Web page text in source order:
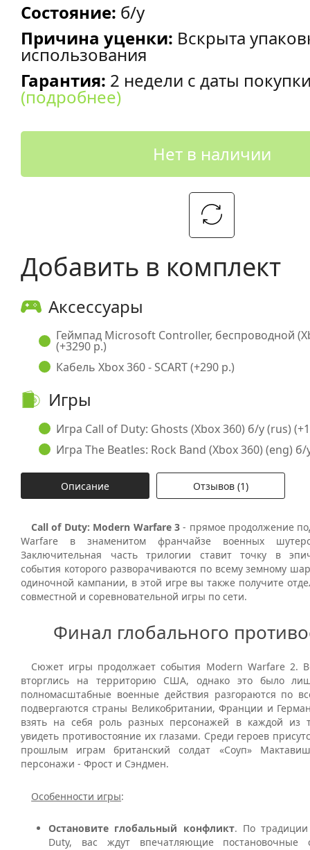
Состояние: б/у
Причина уценки: Вскрыта
использования
Гарантия: 2 недели с даты
(подробнее)
Нет в наличии
Добавить в комплект
Аксессуары
Геймпад Microsoft Controller, беспроводной
(+3290 р.)
Кабель Xbox 360 - SCART (+290 р.)
Игры
Игра Call of Duty: Ghosts (Xbox 360) б/у (rus)
Игра The Beatles: Rock Band (Xbox 360) (eng) б/
Описание Отзывов (1)
Call of Duty: Modern Warfare 3- прямое продолжение
Warfare в знаменитом франчайзе военных
Заключительная часть трилогии ставит точку в
события которого разворачиваются по всему земному
одиночной кампании, в этой игре вы также получите
совместной и соревновательной игры по сети.
Финал глобального
Сюжет игры продолжает события Modern Warfare 2.
вторглись на территорию США, однако это было
полномасштабные военные действия разгораются по
подвергаются страны Великобритании, Франции и
взять на себя роль разных персонажей в каждой из
увидеть противостояние их глазами. Среди героев
прошлым играм британский солдат «Соуп»
персонажи - Фрост и Сэндмен.
Особенности игры:
Остановите глобальный конфликт. По
Duty, вас ждут впечатляющие постановочные